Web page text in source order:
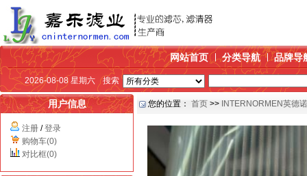
网站首页 分类导航 品牌导
2026-08-08 星期六 搜索
用户信息
注册 /登录
购物车(0)
对比框(0)
您的位置： 首页 >> INTERNORMEN英德